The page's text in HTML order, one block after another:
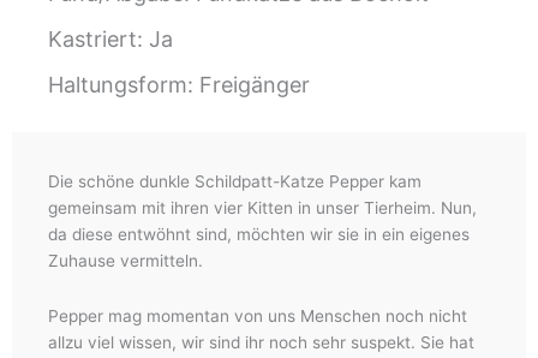
Kastriert: Ja
Haltungsform: Freigänger
Die schöne dunkle Schildpatt-Katze Pepper kam
gemeinsam mit ihren vier Kitten in unser Tierheim. Nun,
da diese entwöhnt sind, möchten wir sie in ein eigenes
Zuhause vermitteln.
Pepper mag momentan von uns Menschen noch nicht
allzu viel wissen, wir sind ihr noch sehr suspekt. Sie hat